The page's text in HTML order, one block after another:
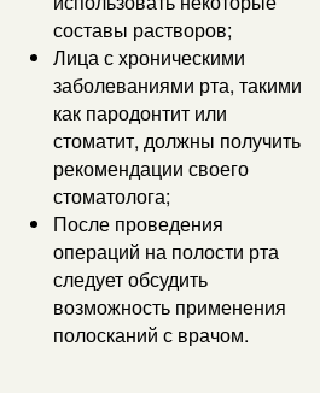
составы растворов;
Лица с хроническими
заболеваниями рта, такими
как пародонтит или
стоматит, должны получить
рекомендации своего
стоматолога;
После проведения
операций на полости рта
следует обсудить
возможность применения
полосканий с врачом.